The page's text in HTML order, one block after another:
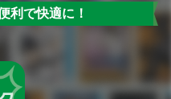
利で快適に！